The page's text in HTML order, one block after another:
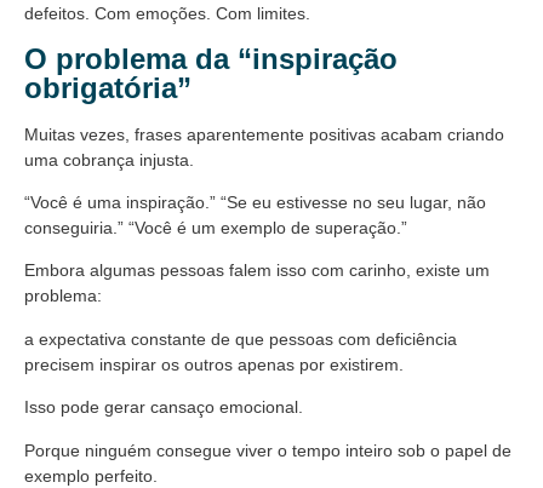
defeitos. Com emoções. Com limites.
O problema da “inspiração
obrigatória”
Muitas vezes, frases aparentemente positivas acabam criando
uma cobrança injusta.
“Você é uma inspiração.” “Se eu estivesse no seu lugar, não
conseguiria.” “Você é um exemplo de superação.”
Embora algumas pessoas falem isso com carinho, existe um
problema:
a expectativa constante de que pessoas com deficiência
precisem inspirar os outros apenas por existirem.
Isso pode gerar cansaço emocional.
Porque ninguém consegue viver o tempo inteiro sob o papel de
exemplo perfeito.